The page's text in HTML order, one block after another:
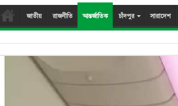
জাতীয় রাজনীতি আন্তর্জাতিক চাঁদপুর সারাদেশ